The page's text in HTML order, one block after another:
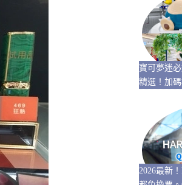
寶可夢迷
精選！加碼
2026最新